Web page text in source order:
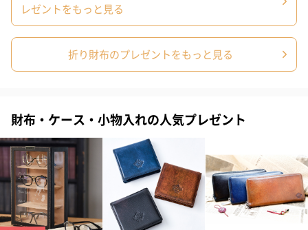
メッセージカード（通常・写真・グリーティング）
誕生日や結婚祝い・出産祝いなど、様々なシーンのメッセージカ
ードを同梱します。
メッセージカードや封筒のデザインは一部変更する場合がありま
す。
写真付きメッセージカ
ード（680円）
写真付きメッセージカ
ード（Thank you）ピ
【誕生日】
Birthday ホワ
レゼントをもっと見る
折り財布のプレゼントをもっと見る
財布・ケース・小物入れの人気プレゼント